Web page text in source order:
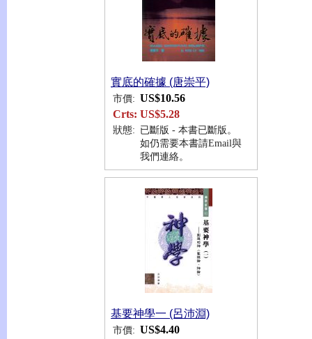
實底的確據 (唐崇平)
市價: US$10.56
Crts: US$5.28
狀態: 已斷版 - 本書已斷版。
如仍需要本書請Email與
我們連絡。
基要神學一 (呂沛淵)
市價: US$4.40